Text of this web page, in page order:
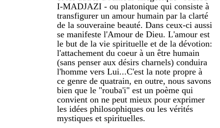
I-MADJAZI - ou platonique qui consiste à
transfigurer un amour humain par la clarté
de la souveraine beauté. Dans ceux-ci aussi
se manifeste l'Amour de Dieu. L'amour est
le but de la vie spirituelle et de la dévotion:
l'attachement du coeur à un être humain
(sans penser aux désirs charnels) conduira
l'homme vers Lui...C'est la note propre à
ce genre de quatrain, en outre, nous savons
bien que le "rouba'i" est un poème qui
convient on ne peut mieux pour exprimer
les idées philosophiques ou les vérités
mystiques et spirituelles.